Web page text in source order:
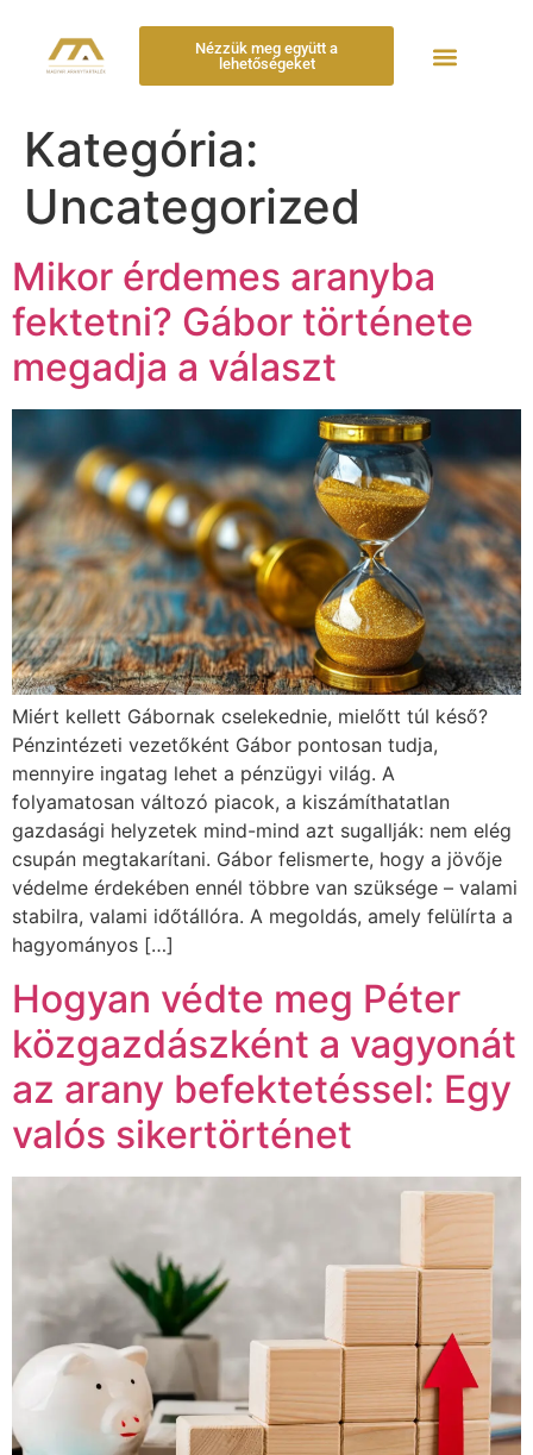
Nézzük meg együtt a
lehetőségeket
Kategória:
Uncategorized
Mikor érdemes aranyba
fektetni? Gábor története
megadja a választ
Miért kellett Gábornak cselekednie, mielőtt túl késő?
Pénzintézeti vezetőként Gábor pontosan tudja,
mennyire ingatag lehet a pénzügyi világ. A
folyamatosan változó piacok, a kiszámíthatatlan
gazdasági helyzetek mind-mind azt sugallják: nem elég
csupán megtakarítani. Gábor felismerte, hogy a jövője
védelme érdekében ennél többre van szüksége – valami
stabilra, valami időtállóra. A megoldás, amely felülírta a
hagyományos […]
Hogyan védte meg Péter
közgazdászként a vagyonát
az arany befektetéssel: Egy
valós sikertörténet